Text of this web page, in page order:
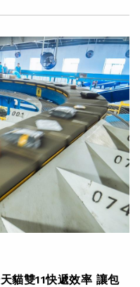
貓雙11快遞效率 讓包